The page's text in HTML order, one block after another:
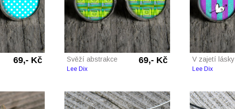
69,- Kč Svěží abstrakce 69,- Kč
Lee Dix
V zajetí lásky
Lee Dix